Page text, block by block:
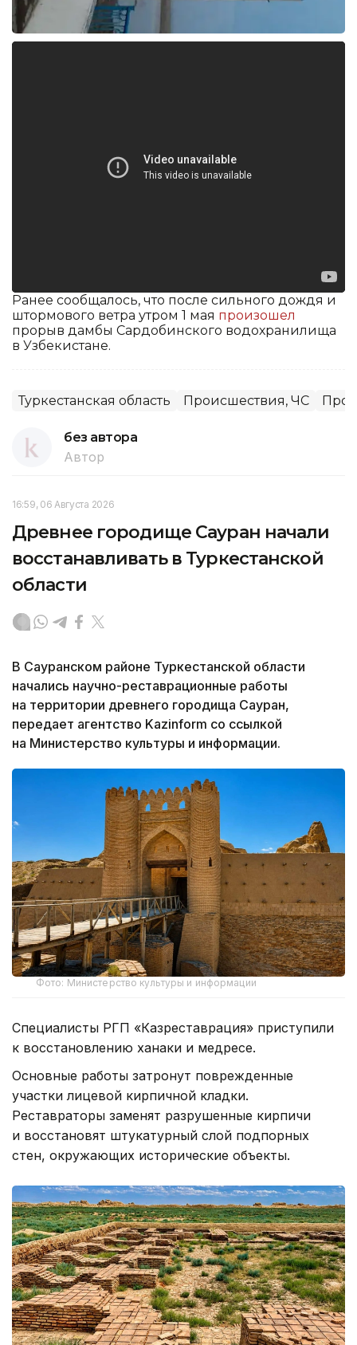
Ранее сообщалось, что после сильного дождя и
штормового ветра утром 1 мая произошел
прорыв дамбы Сардобинского водохранилища
в Узбекистане.
Туркестанская область Происшествия, ЧС
без автора
Автор
16:59, 06 Августа 2026
Древнее городище Сауран начали
восстанавливать в Туркестанской
области
В Сауранском районе Туркестанской области
начались научно-реставрационные работы
на территории древнего городища Сауран,
передает агентство Kazinform со ссылкой
на Министерство культуры и информации.
Фото: Министерство культуры и информации
Специалисты РГП «Казреставрация» приступили
к восстановлению ханаки и медресе.
Основные работы затронут поврежденные
участки лицевой кирпичной кладки.
Реставраторы заменят разрушенные кирпичи
и восстановят штукатурный слой подпорных
стен, окружающих исторические объекты.